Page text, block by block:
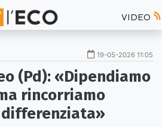
VIDEO
19-05-2026 11:05
(Pd): «Dipendiamo
rincorriamo